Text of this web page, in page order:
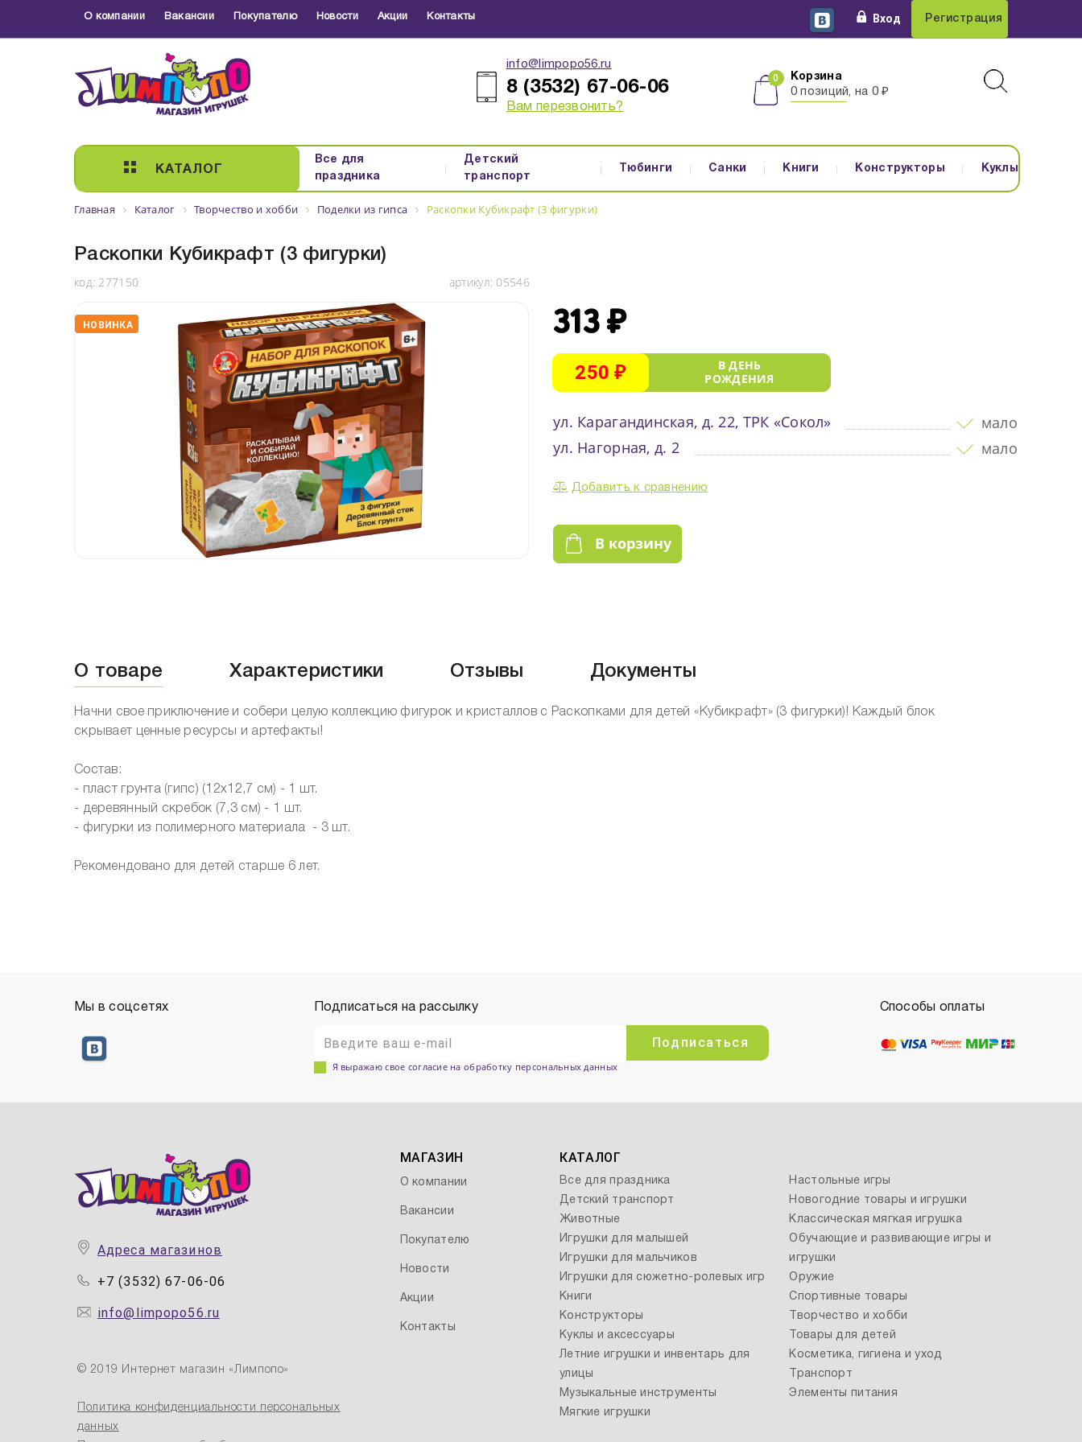
О компании Вакансии Покупателю Новости Акции Контакты Вход Регистрация
info@limpopo56.ru
8 (3532) 67-06-06
Вам перезвонить?
Корзина
0 позиций, на 0 ₽
КАТАЛОГ
Все для
праздника
Детский
транспорт
Тюбинги Санки Книги Конструкторы Куклы
Главная Каталог Творчество и хобби Поделки из гипса Раскопки Кубикрафт (3 фигурки)
Раскопки Кубикрафт (3 фигурки)
код: 277150 артикул: 05546
НОВИНКА 313 ₽
250 ₽
В ДЕНЬ
РОЖДЕНИЯ
ул. Карагандинская, д. 22, ТРК «Сокол»
мало
ул. Нагорная, д. 2
мало
Добавить к сравнению
В корзину
О товаре Характеристики Отзывы Документы
Начни свое приключение и собери целую коллекцию фигурок и кристаллов с Раскопками для детей «Кубикрафт» (3 фигурки)! Каждый блок
скрывает ценные ресурсы и артефакты!
Состав:
- пласт грунта (гипс) (12х12,7 см) - 1 шт.
- деревянный скребок (7,3 см) - 1 шт.
- фигурки из полимерного материала - 3 шт.
Рекомендовано для детей старше 6 лет.
Мы в соцсетях Подписаться на рассылку
Подписаться
Я выражаю свое согласие на обработку персональных данных
Способы оплаты
Адреса магазинов
+7 (3532) 67-06-06
info@limpopo56.ru
© 2019 Интернет магазин «Лимпопо»
Политика конфиденциальности персональных
данных
МАГАЗИН
О компании
Вакансии
Покупателю
Новости
Акции
Контакты
КАТАЛОГ
Все для праздника
Детский транспорт
Животные
Игрушки для малышей
Игрушки для мальчиков
Игрушки для сюжетно-ролевых игр
Книги
Конструкторы
Куклы и аксессуары
Летние игрушки и инвентарь для
улицы
Музыкальные инструменты
Мягкие игрушки
Настольные игры
Новогодние товары и игрушки
Классическая мягкая игрушка
Обучающие и развивающие игры и
игрушки
Оружие
Спортивные товары
Творчество и хобби
Товары для детей
Косметика, гигиена и уход
Транспорт
Элементы питания